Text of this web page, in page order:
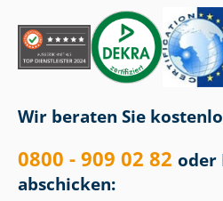
Wir beraten Sie
0800 - 909 02 82 oder
abschicken: